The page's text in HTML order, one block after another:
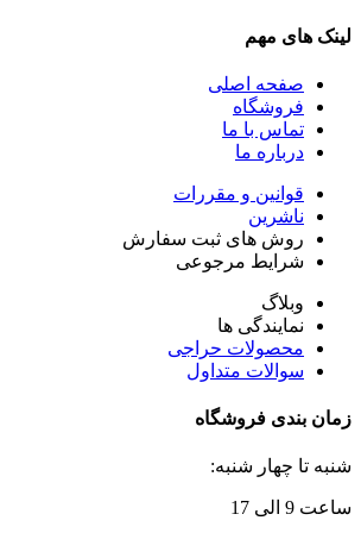
لینک های مهم
صفحه اصلی
فروشگاه
تماس با ما
درباره ما
قوانین و مقررات
ناشرین
روش های ثبت سفارش
شرایط مرجوعی
وبلاگ
نمایندگی ها
محصولات حراجی
سوالات متداول
زمان بندی فروشگاه
شنبه تا چهار شنبه:
ساعت 9 الی 17